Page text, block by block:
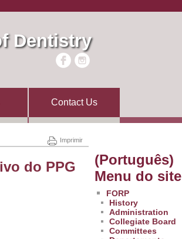
Dentistry
Contact Us
Imprimir
do PPG
(Português)
Menu do site
FORP
History
Administration
Collegiate Board
Committees